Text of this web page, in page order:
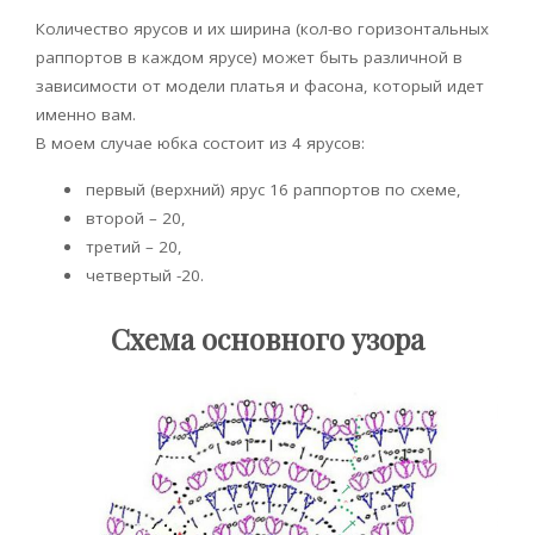
Количество ярусов и их ширина (кол-во горизонтальных
раппортов в каждом ярусе) может быть различной в
зависимости от модели платья и фасона, который идет
именно вам.
В моем случае юбка состоит из 4 ярусов:
первый (верхний) ярус 16 раппортов по схеме,
второй – 20,
третий – 20,
четвертый -20.
Схема основного узора